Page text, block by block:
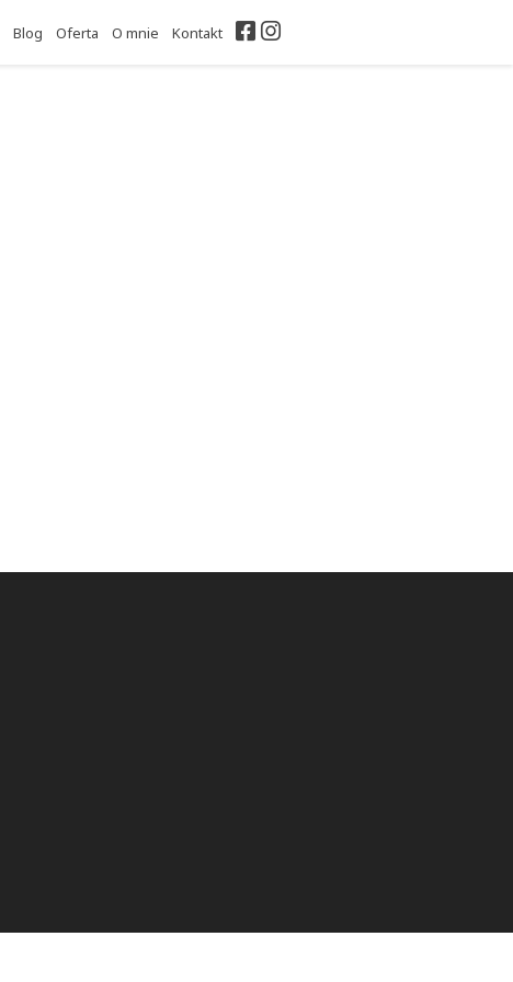
Blog Oferta O mnie Kontakt Facebook
Instagram